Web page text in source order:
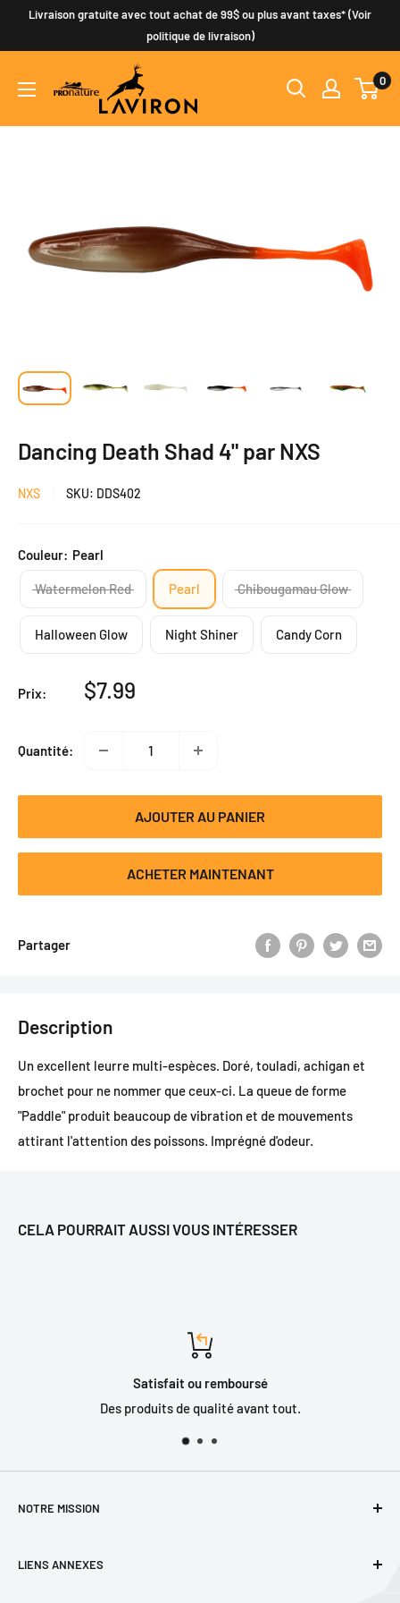
PasserLivraison gratuite avec tout achat de 99$ ou plus avant taxes* (Voir
politique de livraison)
0
Dancing Death Shad 4" par NXS
NXS SKU: DDS402
Couleur: Pearl
Watermelon Red Pearl Chibougamau Glow
Halloween Glow Night Shiner Candy Corn
Prix:
Prix
$7.99
Quantité:
AJOUTER AU PANIER
ACHETER MAINTENANT
Partager
Description
Un excellent leurre multi-espèces. Doré, touladi, achigan et
brochet pour ne nommer que ceux-ci. La queue de forme
"Paddle" produit beaucoup de vibration et de mouvements
attirant l'attention des poissons. Imprégné d'odeur.
CELA POURRAIT AUSSI VOUS INTÉRESSER
de qualité avant tout.
NOTRE MISSION
besoins précis de notre clientèle, en matière de chasse, de
LIENS ANNEXES